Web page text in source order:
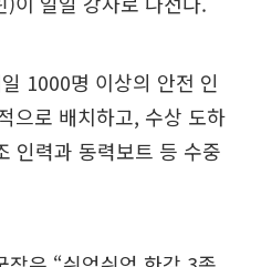
1000명 이상의 안전 인
으로 배치하고, 수상 도하
인력과 동력보트 등 수중